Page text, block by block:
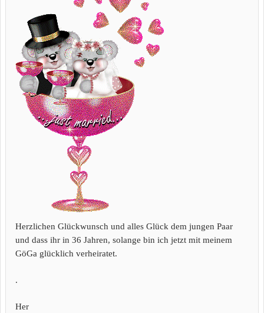
Herzlichen Glückwunsch und alles Glück dem jungen Paar
und dass ihr in 36 Jahren, solange bin ich jetzt mit meinem
GöGa glücklich verheiratet.
.
Her